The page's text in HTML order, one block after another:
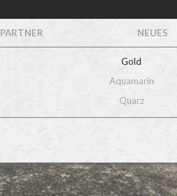
PARTNER NEUES
Gold
Aquamarin
Quarz